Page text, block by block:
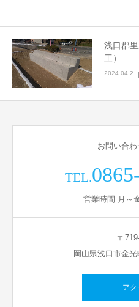
浅口郡
工）
2024.04.2
お問い合
TEL.
営業時間 月～
〒
岡山県浅口市金
アク